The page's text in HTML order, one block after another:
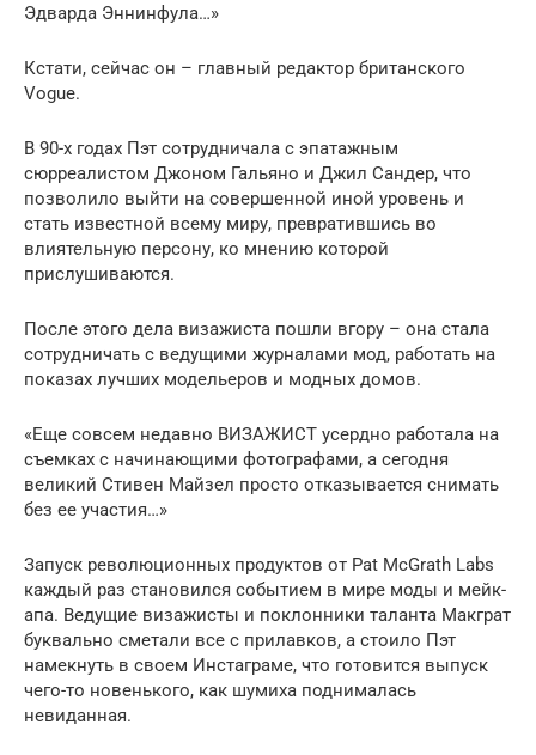
Эдварда Эннинфула…»
Кстати, сейчас он – главный редактор британского
Vogue.
В 90-х годах Пэт сотрудничала с эпатажным
сюрреалистом Джоном Гальяно и Джил Сандер, что
позволило выйти на совершенной иной уровень и
стать известной всему миру, превратившись во
влиятельную персону, ко мнению которой
прислушиваются.
После этого дела визажиста пошли вгору – она стала
сотрудничать с ведущими журналами мод, работать на
показах лучших модельеров и модных домов.
«Еще совсем недавно ВИЗАЖИСТ усердно работала на
съемках с начинающими фотографами, а сегодня
великий Стивен Майзел просто отказывается снимать
без ее участия…»
Запуск революционных продуктов от Pat McGrath Labs
каждый раз становился событием в мире моды и мейк-
апа. Ведущие визажисты и поклонники таланта Макграт
буквально сметали все с прилавков, а стоило Пэт
намекнуть в своем Инстаграме, что готовится выпуск
чего-то новенького, как шумиха поднималась
невиданная.